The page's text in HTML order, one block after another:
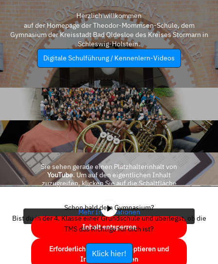
Herzlich willkommen
auf der Homepage der Theodor-Mommsen-Schule, dem
Gymnasium der Kreisstadt Bad Oldesloe des Kreises Stormarn in
Schleswig-Holstein.
Digitale Schulführung / Kennenlern-Videos
Sie sehen gerade einen Platzhalterinhalt von
YouTube. Um auf den eigentlichen Inhalt
zuzugreifen, klicken Sie auf die Schaltfläche
Mehr Informationen
Inhalt entsperren
Erforderlichen Service akzeptieren und
Inhalte entsperren
Schon bald dein Gymnasium?
Bist du in der 4. Klasse einer Grundschule und überlegst, ob die
TMS das Richtige für dich ist?
Klick hier!